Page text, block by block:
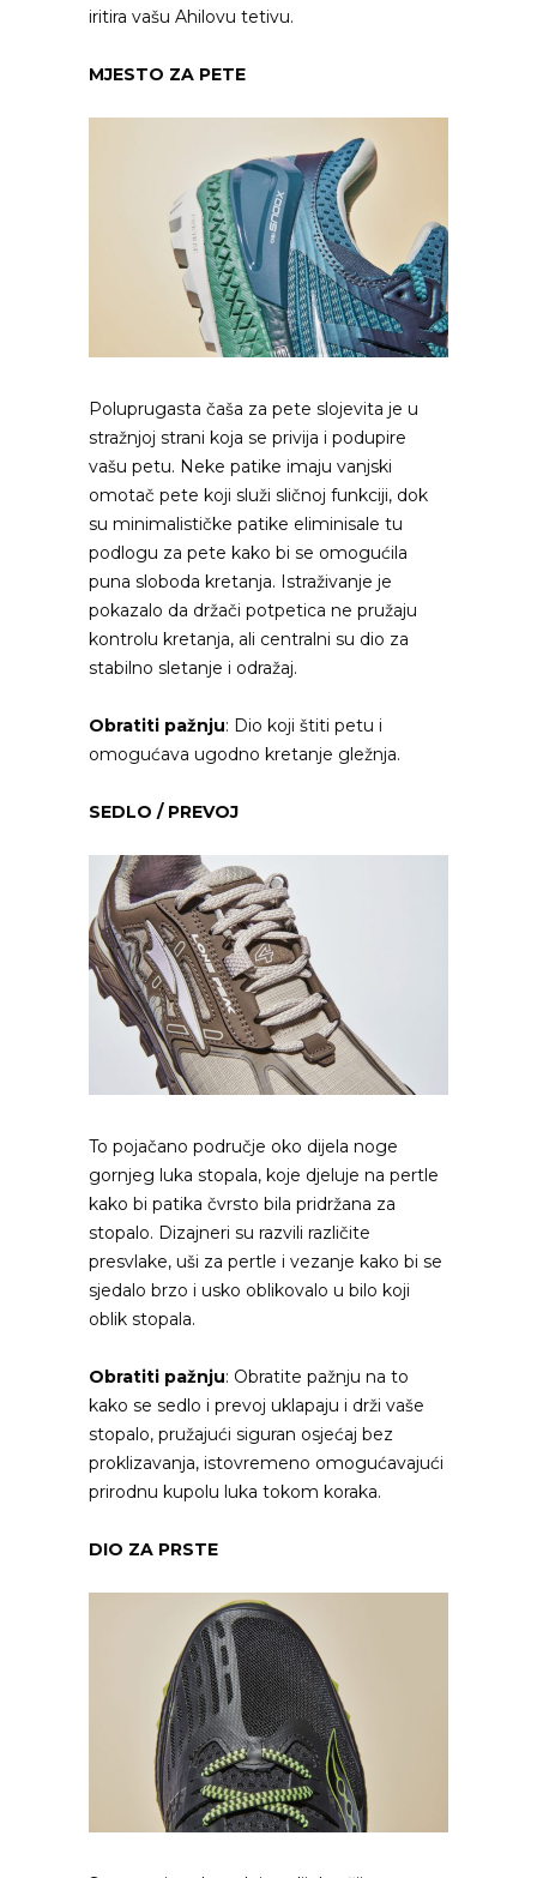
iritira vašu Ahilovu tetivu.
MJESTO ZA PETE
Poluprugasta čaša za pete slojevita je u
stražnjoj strani koja se privija i podupire
vašu petu. Neke patike imaju vanjski
omotač pete koji služi sličnoj funkciji, dok
su minimalističke patike eliminisale tu
podlogu za pete kako bi se omogućila
puna sloboda kretanja. Istraživanje je
pokazalo da držači potpetica ne pružaju
kontrolu kretanja, ali centralni su dio za
stabilno sletanje i odražaj.
Obratiti pažnju: Dio koji štiti petu i
omogućava ugodno kretanje gležnja.
SEDLO / PREVOJ
To pojačano područje oko dijela noge
gornjeg luka stopala, koje djeluje na pertle
kako bi patika čvrsto bila pridržana za
stopalo. Dizajneri su razvili različite
presvlake, uši za pertle i vezanje kako bi se
sjedalo brzo i usko oblikovalo u bilo koji
oblik stopala.
Obratiti pažnju: Obratite pažnju na to
kako se sedlo i prevoj uklapaju i drži vaše
stopalo, pružajući siguran osjećaj bez
proklizavanja, istovremeno omogućavajući
prirodnu kupolu luka tokom koraka.
DIO ZA PRSTE